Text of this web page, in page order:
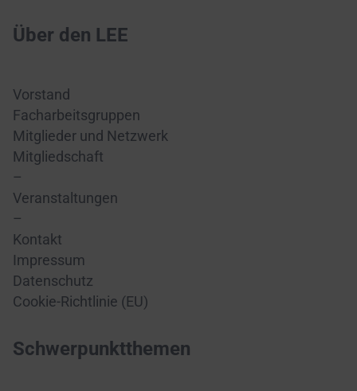
Über den LEE
Vorstand
Facharbeitsgruppen
Mitglieder und Netzwerk
Mitgliedschaft
–
Veranstaltungen
–
Kontakt
Impressum
Datenschutz
Cookie-Richtlinie (EU)
Schwerpunktthemen